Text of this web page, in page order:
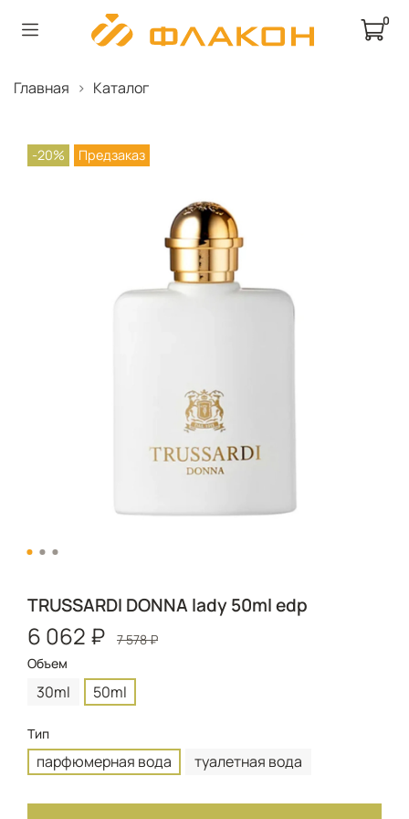
0
Главная Каталог
-20% Предзаказ
TRUSSARDI DONNA lady 50ml edp
6 062 ₽
7 578 ₽
Объем
30ml 50ml
Тип
парфюмерная вода туалетная вода